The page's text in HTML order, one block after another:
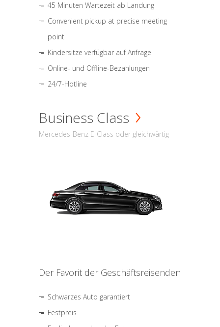
45 Minuten Wartezeit ab Landung
Convenient pickup at precise meeting
point
Kindersitze verfügbar auf Anfrage
Online- und Offline-Bezahlungen
24/7-Hotline
Business Class
Mercedes-Benz E-Class oder gleichwärtig
Der Favorit der Geschäftsreisenden
Schwarzes Auto garantiert
Festpreis